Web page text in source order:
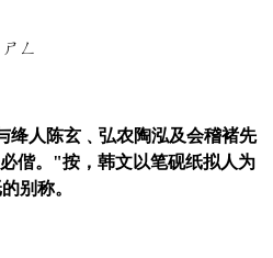
ㄥ
绛人陈玄﹑弘农陶泓及会稽褚先
偕。"按，韩文以笔砚纸拟人为
别称。